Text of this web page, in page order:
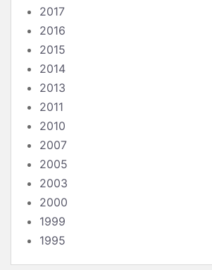
2017
2016
2015
2014
2013
2011
2010
2007
2005
2003
2000
1999
1995